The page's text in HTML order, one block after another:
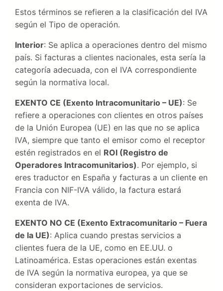
Estos términos se refieren a la clasificación del IVA
según el Tipo de operación.
Interior: Se aplica a operaciones dentro del mismo
país. Si facturas a clientes nacionales, esta sería la
categoría adecuada, con el IVA correspondiente
según la normativa local.
EXENTO CE (Exento Intracomunitario – UE): Se
refiere a operaciones con clientes en otros países
de la Unión Europea (UE) en las que no se aplica
IVA, siempre que tanto el emisor como el receptor
estén registrados en el ROI (Registro de
Operadores Intracomunitarios). Por ejemplo, si
eres traductor en España y facturas a un cliente en
Francia con NIF-IVA válido, la factura estará
exenta de IVA.
EXENTO NO CE (Exento Extracomunitario – Fuera
de la UE): Aplica cuando prestas servicios a
clientes fuera de la UE, como en EE.UU. o
Latinoamérica. Estas operaciones están exentas
de IVA según la normativa europea, ya que se
consideran exportaciones de servicios.